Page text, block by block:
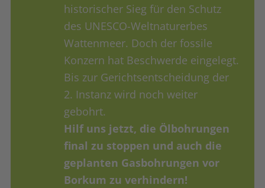
historischer Sieg für den Schutz
des UNESCO-Weltnaturerbes
Wattenmeer. Doch der fossile
Konzern hat Beschwerde eingelegt.
Bis zur Gerichtsentscheidung der
2. Instanz wird noch weiter
gebohrt.
Hilf uns jetzt, die Ölbohrungen
final zu stoppen und auch die
geplanten Gasbohrungen vor
Borkum zu verhindern!